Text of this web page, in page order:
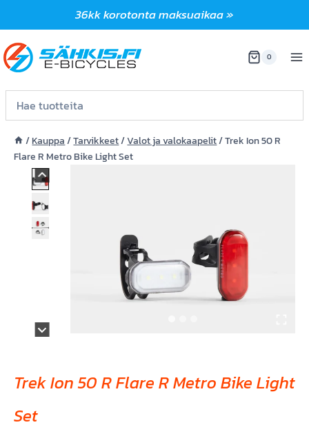
sisältöön
36kk korotonta maksuaikaa »
0
/Kauppa /Tarvikkeet/Valot ja valokaapelit/Trek Ion 50 R
Flare R Metro Bike Light Set
Trek Ion 50 R Flare R Metro Bike Light
Set